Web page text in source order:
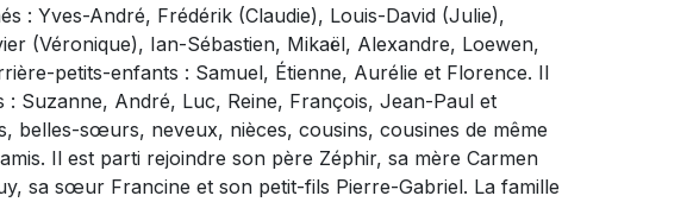
: Yves-André, Frédérik (Claudie), Louis-David (Julie),
(Véronique), Ian-Sébastien, Mikaël, Alexandre, Loewen,
petits-enfants : Samuel, Étienne, Aurélie et Florence. Il
Suzanne, André, Luc, Reine, François, Jean-Paul et
belles-sœurs, neveux, nièces, cousins, cousines de même
Il est parti rejoindre son père Zéphir, sa mère Carmen
sa sœur Francine et son petit-fils Pierre-Gabriel. La famille